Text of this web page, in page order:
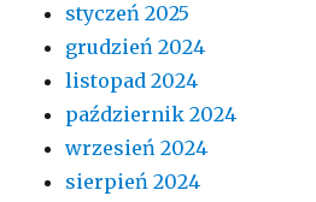
styczeń 2025
grudzień 2024
listopad 2024
październik 2024
wrzesień 2024
sierpień 2024